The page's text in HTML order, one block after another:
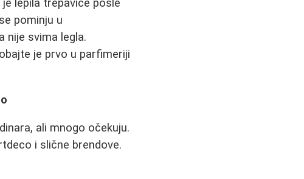
lepila trepavice posle
pominju u
nije svima legla.
je prvo u parfimeriji
ali mnogo očekuju.
i slične brendove.